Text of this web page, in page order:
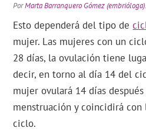
PorMarta Barranquero Gómez (embrióloga).
Esto dependerá del tipo de
mujer. Las mujeres con un
28 días, la ovulación tiene
decir, en torno al día 14 del
mujer ovulará 14 días
menstruación y coincidirá
ciclo.